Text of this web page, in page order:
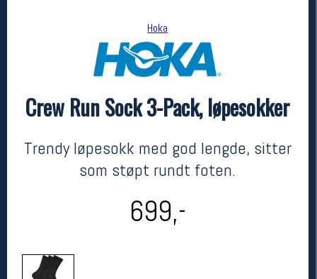
Hoka
Crew Run Sock 3-Pack, løpesokker
Trendy løpesokk med god lengde, sitter
som støpt rundt foten.
699,-
Hoka
Crew Run Sock 3-Pack, løpesokker
kr 699